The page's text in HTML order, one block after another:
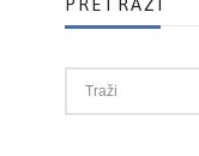
PRETRAŽI